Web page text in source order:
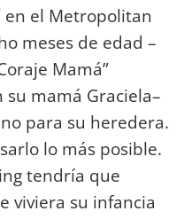
en el Metropolitan
meses de edad –
Mamá”
mamá Graciela–
para su heredera.
lo más posible.
tendría que
viviera su infancia